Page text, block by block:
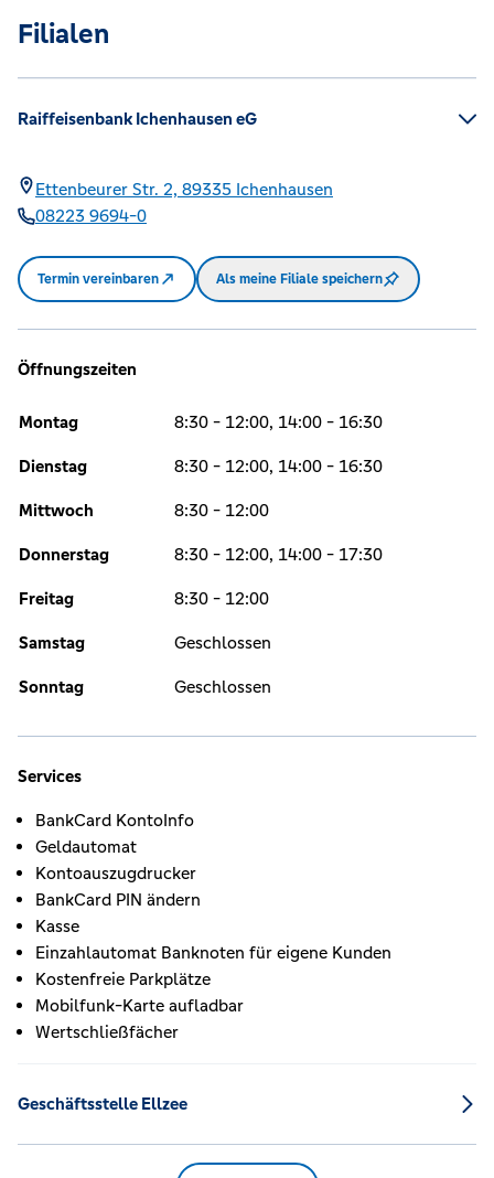
Filialen
Raiffeisenbank Ichenhausen eG
Ettenbeurer Str. 2, 89335 Ichenhausen
08223 9694-0
Termin vereinbaren Als meine Filiale speichern
Öffnungszeiten
Montag 8:30 - 12:00, 14:00 - 16:30
Dienstag 8:30 - 12:00, 14:00 - 16:30
Mittwoch 8:30 - 12:00
Donnerstag 8:30 - 12:00, 14:00 - 17:30
Freitag 8:30 - 12:00
Samstag Geschlossen
Sonntag Geschlossen
Services
BankCard KontoInfo
Geldautomat
Kontoauszugdrucker
BankCard PIN ändern
Kasse
Einzahlautomat Banknoten für eigene Kunden
Kostenfreie Parkplätze
Mobilfunk-Karte aufladbar
Wertschließfächer
Geschäftsstelle Ellzee